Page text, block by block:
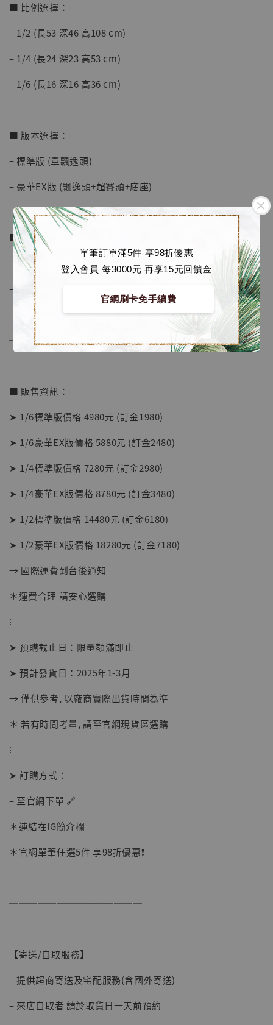
單筆訂單滿5件 享98折優惠
登入會員 每3000元 再享15元回饋金
官網刷卡免手續費
【店內現貨】海賊王 系列蒐藏雕像 布魯克達
NT$ 1,500
NT$ 1,870
- +
子彈飛 鵝城縣長 張麻子 [BK01]
■ 比例選擇：
– 1/2 (長53 深46 高108 cm)
– 1/4 (長24 深23 高53 cm)
– 1/6 (長16 深16 高36 cm)
■ 版本選擇：
– 標準版 (單飄逸頭)
– 豪華EX版 (飄逸頭+超賽頭+底座)
■ 商品資訊：
– 材質為 GK材料
– 1/2版本地台可亮燈
──────────────
■ 販售資訊：
➤ 1/6標準版價格 4980元 (訂金1980)
➤ 1/6豪華EX版價格 5880元 (訂金2480)
➤ 1/4標準版價格 7280元 (訂金2980)
➤ 1/4豪華EX版價格 8780元 (訂金3480)
➤ 1/2標準版價格 14480元 (訂金6180)
➤ 1/2豪華EX版價格 18280元 (訂金7180)
→ 國際運費到台後通知
＊運費合理 請安心選購
⁝
➤ 預購截止日：限量額滿即止
➤ 預計發貨日：2025年1-3月
→ 僅供參考, 以廠商實際出貨時間為準
＊ 若有時間考量, 請至官網現貨區選購
⁝
➤ 訂購方式：
– 至官網下單 🔗
＊連結在IG簡介欄
＊官網單筆任選5件 享98折優惠❗️
──────────────
【寄送/自取服務】
– 提供超商寄送及宅配服務(含國外寄送)
– 來店自取者 請於取貨日一天前預約